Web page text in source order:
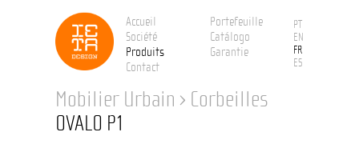
Accueil
Portefeuille
Société
Catálogo
Produits
Garantie
Contact
Mobilier Urbain › Corbeilles
OVALO P1
PT
EN
FR
ES